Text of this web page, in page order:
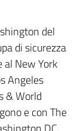
del
di sicurezza
al New York
Angeles
& World
e con The